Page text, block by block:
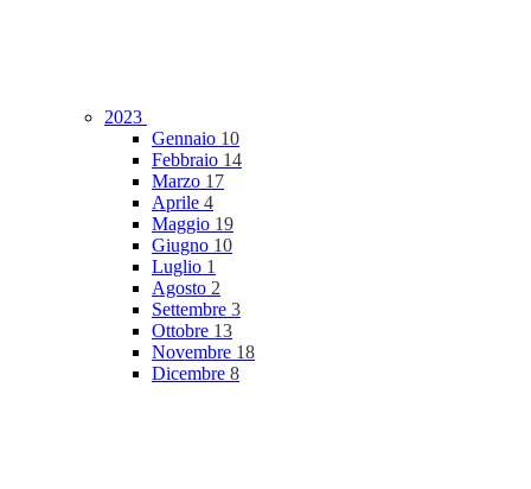
2023
Gennaio 10
Febbraio 14
Marzo 17
Aprile 4
Maggio 19
Giugno 10
Luglio 1
Agosto 2
Settembre 3
Ottobre 13
Novembre 18
Dicembre 8